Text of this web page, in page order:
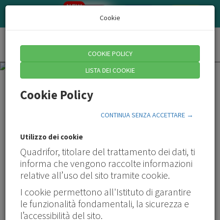
AZIENDE/CONSULENTI
NEW
TUTTI I
Skilla OnDemand
Skills Checklist
Skilla OnDemand
Ondemand - GESTIRE SE STESSI
GIOIA: STRATEGIE PER IL BUONUMORE
Skilla OnDemand
Ondemand - GESTIRE I PROCESSI
CYBERSECURITY
OnDemand
Ondemand - INNOVATION & DIGITAL SKILLS
Skilla OnDemand
Cookie
COOKIE POLICY
LISTA DEI COOKIE
Cookie Policy
CONTINUA SENZA ACCETTARE →
Utilizzo dei cookie
Quadrifor, titolare del trattamento dei dati, ti
informa che vengono raccolte informazioni
relative all’uso del sito tramite cookie.
I cookie permettono all'Istituto di garantire
le funzionalità fondamentali, la sicurezza e
l’accessibilità del sito.